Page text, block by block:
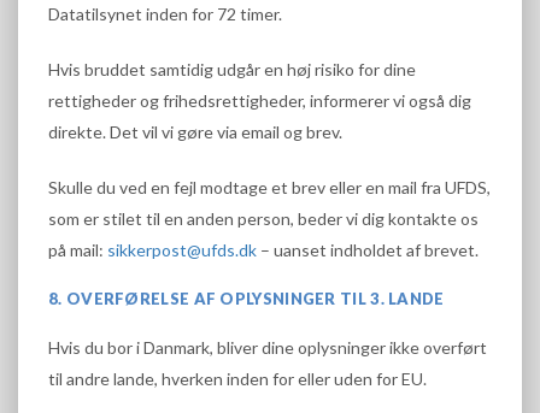
Datatilsynet inden for 72 timer.
Hvis bruddet samtidig udgår en høj risiko for dine
rettigheder og frihedsrettigheder, informerer vi også dig
direkte. Det vil vi gøre via email og brev.
Skulle du ved en fejl modtage et brev eller en mail fra UFDS,
som er stilet til en anden person, beder vi dig kontakte os
på mail: sikkerpost@ufds.dk – uanset indholdet af brevet.
8. OVERFØRELSE AF OPLYSNINGER TIL 3. LANDE
Hvis du bor i Danmark, bliver dine oplysninger ikke overført
til andre lande, hverken inden for eller uden for EU.